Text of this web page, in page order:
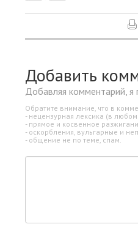
Добавить
Добавляя комментарий, я
Обратите внимание, что в
- нецензурная лексика (в
- прямое и косвенное
- оскорбления, вульгарные и
- общение не по теме, спам.